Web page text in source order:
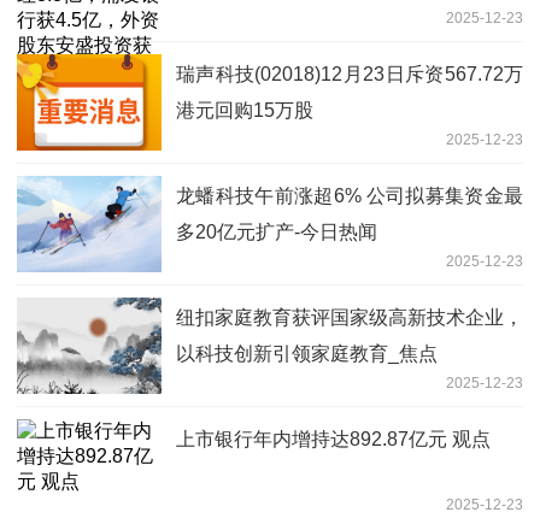
3.44亿，近三年6成产品跑输基准|焦点消
息
2025-12-23
瑞声科技(02018)12月23日斥资567.72万
港元回购15万股
2025-12-23
龙蟠科技午前涨超6% 公司拟募集资金最
多20亿元扩产-今日热闻
2025-12-23
纽扣家庭教育获评国家级高新技术企业，
以科技创新引领家庭教育_焦点
2025-12-23
上市银行年内增持达892.87亿元 观点
2025-12-23